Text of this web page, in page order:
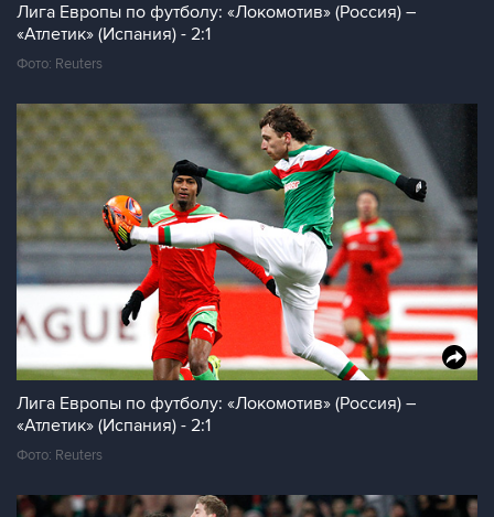
Лига Европы по футболу: «Локомотив» (Россия) –
«Атлетик» (Испания) - 2:1
Фото: Reuters
Лига Европы по футболу: «Локомотив» (Россия) –
«Атлетик» (Испания) - 2:1
Фото: Reuters